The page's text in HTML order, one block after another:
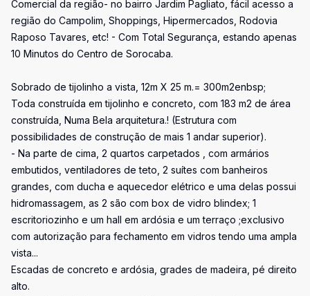
Comercial da região- no bairro Jardim Pagliato, fácil acesso a
região do Campolim, Shoppings, Hipermercados, Rodovia
Raposo Tavares, etc! - Com Total Segurança, estando apenas
10 Minutos do Centro de Sorocaba.
Sobrado de tijolinho a vista, 12m X 25 m.= 300m2enbsp;
Toda construída em tijolinho e concreto, com 183 m2 de área
construída, Numa Bela arquitetura.! (Estrutura com
possibilidades de construção de mais 1 andar superior).
- Na parte de cima, 2 quartos carpetados , com armários
embutidos, ventiladores de teto, 2 suítes com banheiros
grandes, com ducha e aquecedor elétrico e uma delas possui
hidromassagem, as 2 são com box de vidro blindex; 1
escritoriozinho e um hall em ardósia e um terraço ;exclusivo
com autorização para fechamento em vidros tendo uma ampla
vista...
Escadas de concreto e ardósia, grades de madeira, pé direito
alto.